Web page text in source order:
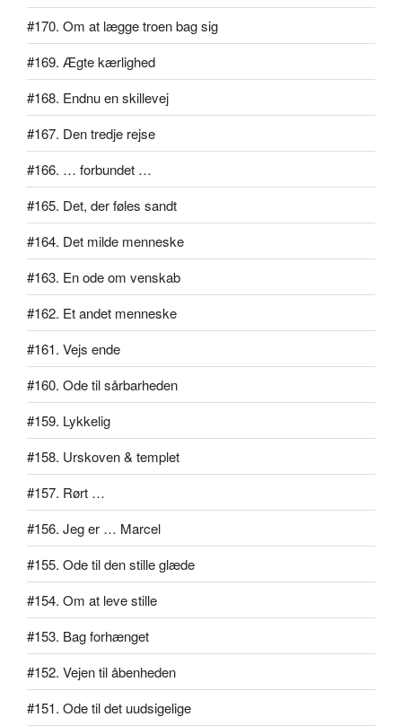
#170. Om at lægge troen bag sig
#169. Ægte kærlighed
#168. Endnu en skillevej
#167. Den tredje rejse
#166. … forbundet …
#165. Det, der føles sandt
#164. Det milde menneske
#163. En ode om venskab
#162. Et andet menneske
#161. Vejs ende
#160. Ode til sårbarheden
#159. Lykkelig
#158. Urskoven & templet
#157. Rørt …
#156. Jeg er … Marcel
#155. Ode til den stille glæde
#154. Om at leve stille
#153. Bag forhænget
#152. Vejen til åbenheden
#151. Ode til det uudsigelige